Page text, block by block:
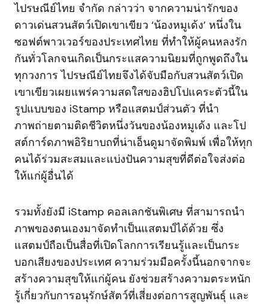
ไปรษณีย์ไทย จำกัด กล่าวว่า จากความน่ารักของ
ดาวเด่นสวนสัตว์เปิดเขาเขียว ‘น้องหมูเด้ง’ หนึ่งใน
ซอฟต์พาวเวอร์ของประเทศไทย ที่ทำให้ผู้คนหลงรัก
กันทั่วโลกจนเกิดเป็นกระแสความนิยมที่ถูกพูดถึงใน
ทุกวงการ ไปรษณีย์ไทยจึงได้จับมือกับสวนสัตว์เปิด
เขาเขียวเผยแพร่ความสดใสของฮิปโปแคระตัวนี้ใน
รูปแบบของ iStamp หรือแสตมป์ส่วนตัว ที่นำ
ภาพถ่ายตามติดชีวิตหนึ่งวันของน้องหมูเด้ง และโป
สต์การ์ดภาพอิริยาบถที่น่าเอ็นดูมาจัดพิมพ์ เพื่อให้ทุก
คนได้ร่วมสะสมและแบ่งปันความสุขที่ดีต่อใจส่งต่อ
ให้แก่ผู้อื่นได้
รวมทั้งยังมี iStamp คอลเลกชันพิเศษ ที่สามารถนำ
ภาพของตนเองมาจัดทำเป็นแสตมป์ได้ด้วย ซึ่ง
แสตมป์ถือเป็นสื่อที่เปิดโลกการเรียนรู้และเป็นกระ
บอกเสียงของประเทศ ความร่วมมือครั้งนี้นอกจากจะ
สร้างความสุขให้แก่ผู้คน ยังช่วยสร้างความตระหนัก
รู้เกี่ยวกับการอนุรักษ์สัตว์ที่เสี่ยงต่อการสูญพันธุ์ และ